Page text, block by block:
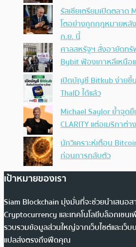
รัสเซียเตรียมเปิดตลาด
โตอย่างถูกกฎหมายหลั
ก.ย. นี้
ศาลสหรัฐฯ สั่งอายัดท
Bybit ฟ้องเกาหลีเหนือ
เปิดบัญชี Bitkub ง่าย
ThaID ได้แล้ว
Michael Saylor ย้ำจุด
CLARITY แต่อเมริกาต่
นักวิเคราะห์เตือน
ก่อนการกลับตัว
เป้าหมายของเรา
Siam Blockchain มุ่งมั่นที่จะช่วยนำเสนอส
Cryptocurrency และเทคโนโลยีบล็อกเชน
รวบรวมข้อมูลส่วนใหญ่จากเว็บไซต์และเว็บ
แปลส่งตรงถึงฟีดคุณ